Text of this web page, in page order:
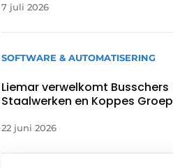
7 juli 2026
SOFTWARE & AUTOMATISERING
Liemar verwelkomt Busschers
Staalwerken en Koppes Groep
22 juni 2026